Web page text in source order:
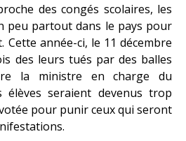
des congés scolaires, les
peu partout dans le pays pour
année-ci, le 11 décembre
des leurs tués par des balles
la ministre en charge du
élèves seraient devenus trop
pour punir ceux qui seront